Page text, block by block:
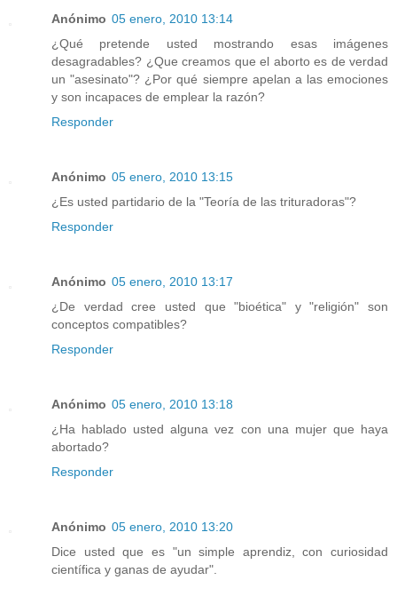
Anónimo 05 enero, 2010 13:14
¿Qué pretende usted mostrando esas imágenes
desagradables? ¿Que creamos que el aborto es de verdad
un "asesinato"? ¿Por qué siempre apelan a las emociones
y son incapaces de emplear la razón?
Responder
Anónimo 05 enero, 2010 13:15
¿Es usted partidario de la "Teoría de las trituradoras"?
Responder
Anónimo 05 enero, 2010 13:17
¿De verdad cree usted que "bioética" y "religión" son
conceptos compatibles?
Responder
Anónimo 05 enero, 2010 13:18
¿Ha hablado usted alguna vez con una mujer que haya
abortado?
Responder
Anónimo 05 enero, 2010 13:20
Dice usted que es "un simple aprendiz, con curiosidad
científica y ganas de ayudar".